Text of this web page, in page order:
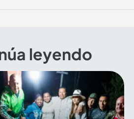
leyendo